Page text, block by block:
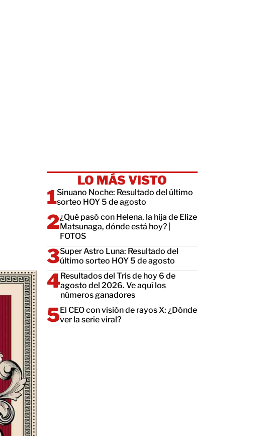
LO MÁS VISTO
Sinuano Noche: Resultado del último
sorteo HOY 5 de agosto
¿Qué pasó con Helena, la hija de Elize
Matsunaga, dónde está hoy? |
FOTOS
Super Astro Luna: Resultado del
último sorteo HOY 5 de agosto
Resultados del Tris de hoy 6 de
agosto del 2026. Ve aquí los
números ganadores
El CEO con visión de rayos X: ¿Dónde
ver la serie viral?